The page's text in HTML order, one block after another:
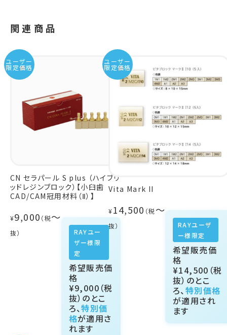
関連商品
ユーザー
限定価格
CN セラパール S plus （ハイブリ
ッドレジンブロック）【小臼歯
CAD/CAM冠用材料（Ⅱ）】
¥9,000 ～
RAYユー
ザー様限
定
希望販売価
格
¥9,000 （税
抜）のとこ
ろ、特別価
格が適用さ
れます
ユーザー
限定価格
Vita Mark II
¥14,500 ～
RAYユーザ
ー様限定
希望販売価
格
¥14,500 （税
抜）のとこ
ろ、 特別価格
が適用され
ます